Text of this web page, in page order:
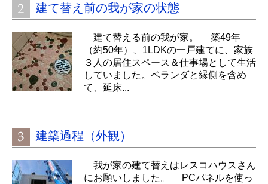
建て替え前の我が家の状態
建て替える前の我が家。 築49年
（約50年）、1LDKの一戸建てに、家族
３人の居住スペース＆仕事場として生活
していました。ベランダと縁側を含め
て、延床...
建築過程（外観）
我が家の建て替えはレスコハウスさん
にお願いしました。 PCパネルを使っ